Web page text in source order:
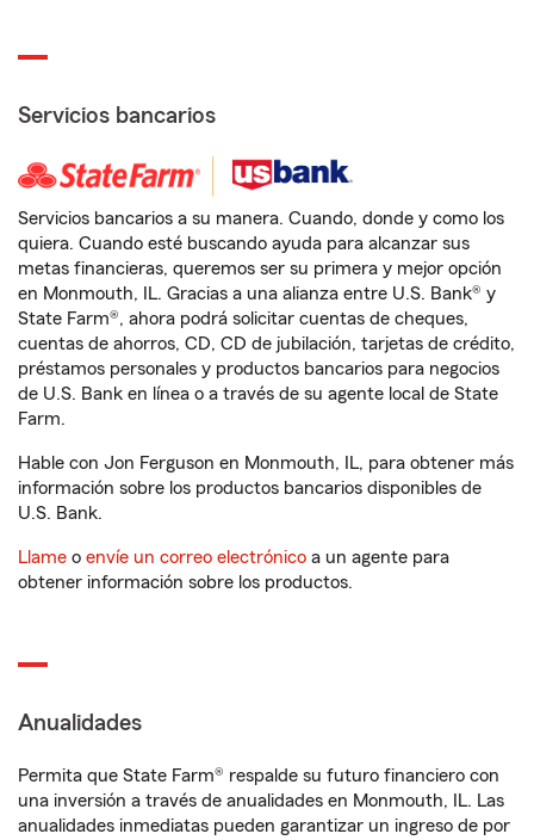
Servicios bancarios
Servicios bancarios a su manera. Cuando, donde y como los
quiera. Cuando esté buscando ayuda para alcanzar sus
metas financieras, queremos ser su primera y mejor opción
en Monmouth, IL. Gracias a una alianza entre U.S. Bank® y
State Farm®, ahora podrá solicitar cuentas de cheques,
cuentas de ahorros, CD, CD de jubilación, tarjetas de crédito,
préstamos personales y productos bancarios para negocios
de U.S. Bank en línea o a través de su agente local de State
Farm.
Hable con Jon Ferguson en Monmouth, IL, para obtener más
información sobre los productos bancarios disponibles de
U.S. Bank.
Llame o envíe un correo electrónico a un agente para
obtener información sobre los productos.
Anualidades
Permita que State Farm® respalde su futuro financiero con
una inversión a través de anualidades en Monmouth, IL. Las
anualidades inmediatas pueden garantizar un ingreso de por